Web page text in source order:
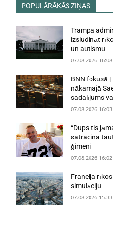
POPULĀRĀKĀS ZIŅAS
Trampa
izsludināt
un autismu
07.08.2026 16:08
BNN fokusā
nākamajā
sadalījums
07.08.2026 16:03
“Dupsītis
satracina
ģimeni
07.08.2026 16:02
Francija
simulāciju
07.08.2026 15:33